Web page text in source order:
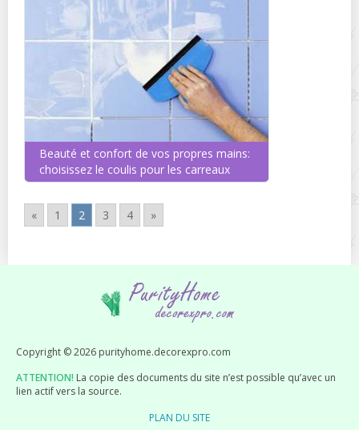
Beauté et confort de vos propres mains:
choisissez le coulis pour les carreaux
« 1 2 3 4 »
Copyright © 2026 purityhome.decorexpro.com
ATTENTION! La copie des documents du site n’est possible qu’avec un
lien actif vers la source.
PLAN DU SITE